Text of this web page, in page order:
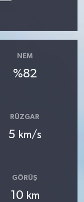
NEM
%82
RÜZGAR
5 km/s
GÖRÜŞ
10 km